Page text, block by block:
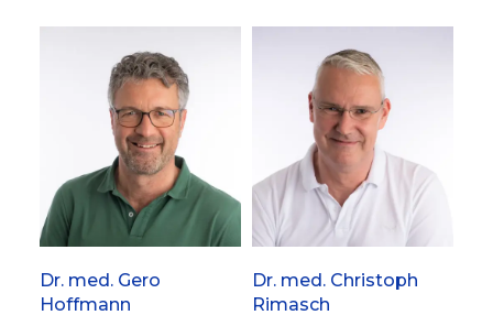
Dr. med. Gero
Hoffmann
Dr. med. Christoph
Rimasch